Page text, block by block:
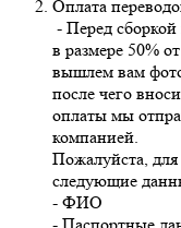
Оплата
- Перед сборкой
в размере 50%
вышлем вам фото
после чего
оплаты мы
компанией.
Пожалуйста, для
следующие
- ФИО
- Паспортные